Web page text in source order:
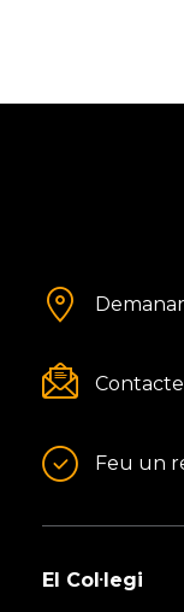
Feu un
El Col·legi